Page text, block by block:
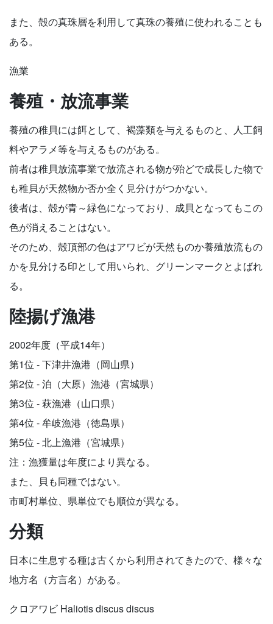
また、殻の真珠層を利用して真珠の養殖に使われることも
ある。
漁業
養殖・放流事業
養殖の稚貝には餌として、褐藻類を与えるものと、人工飼
料やアラメ等を与えるものがある。
前者は稚貝放流事業で放流される物が殆どで成長した物で
も稚貝が天然物か否か全く見分けがつかない。
後者は、殻が青～緑色になっており、成貝となってもこの
色が消えることはない。
そのため、殻頂部の色はアワビが天然ものか養殖放流もの
かを見分ける印として用いられ、グリーンマークとよばれ
る。
陸揚げ漁港
2002年度（平成14年）
第1位 - 下津井漁港（岡山県）
第2位 - 泊（大原）漁港（宮城県）
第3位 - 萩漁港（山口県）
第4位 - 牟岐漁港（徳島県）
第5位 - 北上漁港（宮城県）
注：漁獲量は年度により異なる。
また、貝も同種ではない。
市町村単位、県単位でも順位が異なる。
分類
日本に生息する種は古くから利用されてきたので、様々な
地方名（方言名）がある。
クロアワビ Haliotis discus discus